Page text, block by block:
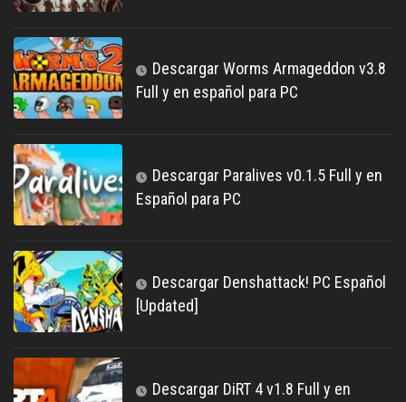
Descargar Worms Armageddon v3.8
Full y en español para PC
Descargar Paralives v0.1.5 Full y en
Español para PC
Descargar Denshattack! PC Español
[Updated]
Descargar DiRT 4 v1.8 Full y en